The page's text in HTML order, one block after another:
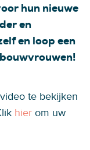
hun nieuwe
en
en loop een
te bekijken
hier om uw